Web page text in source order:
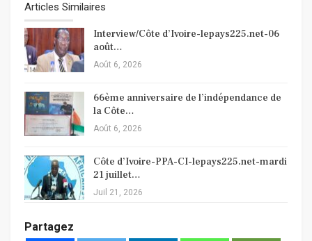
Articles Similaires
Interview/Côte d’Ivoire-lepays225.net-06
août…
Août 6, 2026
66ème anniversaire de l’indépendance de
la Côte…
Août 6, 2026
Côte d’Ivoire-PPA-CI-lepays225.net-mardi
21 juillet…
Juil 21, 2026
Partagez